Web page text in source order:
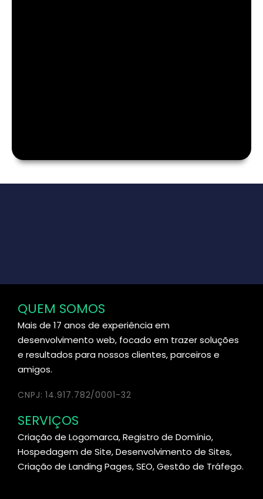
QUEM SOMOS
Mais de 17 anos de experiência em
desenvolvimento web, focado em trazer soluções
e resultados para nossos clientes, parceiros e
amigos.
CNPJ: 14.917.782/0001-32
SERVIÇOS
Criação de Logomarca, Registro de Domínio,
Hospedagem de Site, Desenvolvimento de Sites,
Criação de Landing Pages, SEO, Gestão de Tráfego.